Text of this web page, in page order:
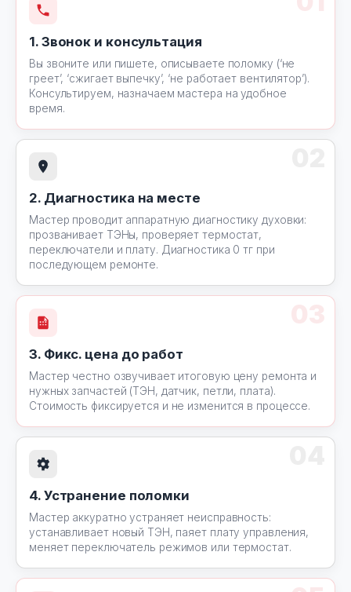
1. Звонок и консультация
Вы звоните или пишете, описываете поломку (‘не
греет’, ‘сжигает выпечку’, ‘не работает вентилятор’).
Консультируем, назначаем мастера на удобное
время.
2. Диагностика на месте
Мастер проводит аппаратную диагностику духовки:
прозванивает ТЭНы, проверяет термостат,
переключатели и плату. Диагностика 0 тг при
последующем ремонте.
3. Фикс. цена до работ
Мастер честно озвучивает итоговую цену ремонта и
нужных запчастей (ТЭН, датчик, петли, плата).
Стоимость фиксируется и не изменится в процессе.
4. Устранение поломки
Мастер аккуратно устраняет неисправность:
устанавливает новый ТЭН, паяет плату управления,
меняет переключатель режимов или термостат.